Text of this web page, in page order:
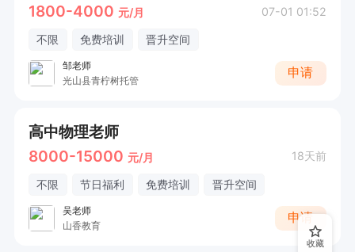
1800-4000 元/月 07-01 01:52
不限 免费培训 晋升空间
邹老师
光山县青柠树托管
申请
高中物理老师
8000-15000 元/月 18天前
不限 节日福利 免费培训 晋升空间
吴老师
山香教育
申请
收藏